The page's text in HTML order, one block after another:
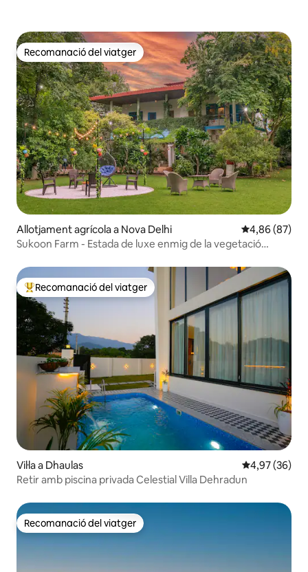
Recomanació del viatger
Recomanació del viatger
Allotjament agrícola a Nova Delhi 4,86 de
4,86 (87)
Sukoon Farm - Estada de luxe enmig de la vegetació
Principals recomanacions dels viatgers
Recomanació del viatger
Vil·la a Dhaulas 4,97 de
4,97 (36)
Retir amb piscina privada Celestial Villa Dehradun
Recomanació del viatger
Recomanació del viatger